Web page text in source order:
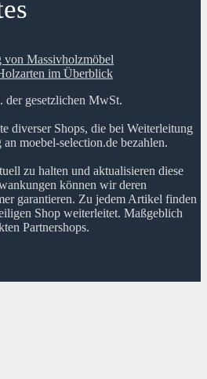
von Massivholzmöbel
im Überblick
der gesetzlichen MwSt.
diverser Shops, die bei Weiterleitung
moebel-selection.de bezahlen.
zu halten und aktualisieren diese
können wir deren
garantieren. Zu jedem Artikel finden
Shop weiterleitet. Maßgeblich
Partnershops.